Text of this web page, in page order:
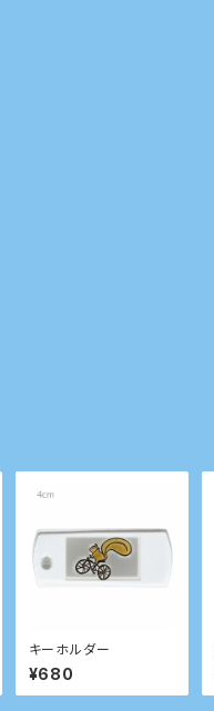
キーホルダー
¥680